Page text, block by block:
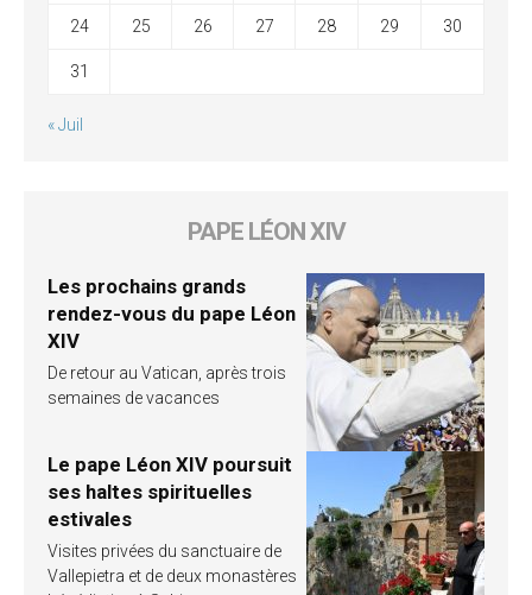
24 25 26 27 28 29 30
31
« Juil
PAPE LÉON XIV
Les prochains grands
rendez-vous du pape Léon
XIV
De retour au Vatican, après trois
semaines de vacances
Le pape Léon XIV poursuit
ses haltes spirituelles
estivales
Visites privées du sanctuaire de
Vallepietra et de deux monastères